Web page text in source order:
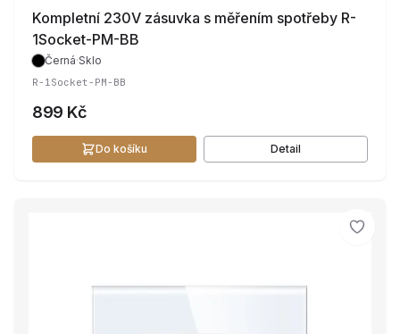
Kompletní 230V zásuvka s měřením spotřeby R-
1Socket-PM-BB
Černá·Sklo
R-1Socket-PM-BB
899 Kč
Do košíku Detail